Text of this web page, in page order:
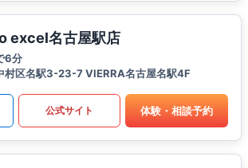
excel名古屋駅店
6分
村区名駅3-23-7 VIERRA名古屋名駅4F
公式サイト 体験・相談予約